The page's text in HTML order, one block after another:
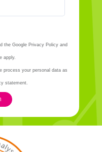
the Google Privacy Policy and
apply.
process your personal data as
statement.